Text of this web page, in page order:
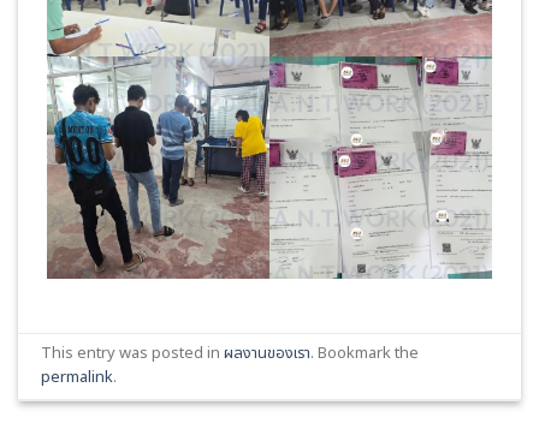
This entry was posted inผลงานของเรา. Bookmark the
permalink.